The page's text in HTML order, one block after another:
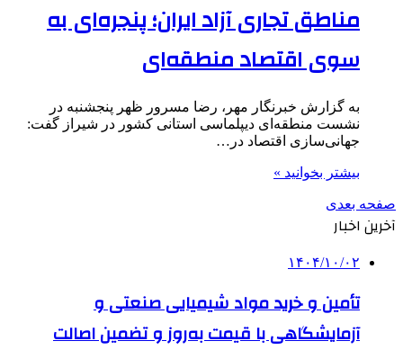
مناطق تجاری آزاد ایران؛ پنجره‌ای به
سوی اقتصاد منطقه‌ای
به گزارش خبرنگار مهر، رضا مسرور ظهر پنجشنبه در
نشست منطقه‌ای دیپلماسی استانی کشور در شیراز گفت:
جهانی‌سازی اقتصاد در…
بیشتر بخوانید »
صفحه بعدی
آخرین اخبار
۱۴۰۴/۱۰/۰۲
تأمین و خرید مواد شیمیایی صنعتی و
آزمایشگاهی با قیمت به‌روز و تضمین اصالت